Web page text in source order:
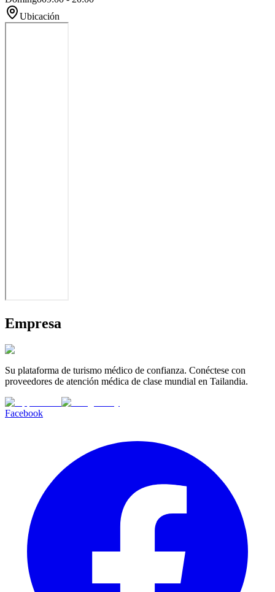
Ubicación
Empresa
Su plataforma de turismo médico de confianza. Conéctese con
proveedores de atención médica de clase mundial en Tailandia.
Facebook